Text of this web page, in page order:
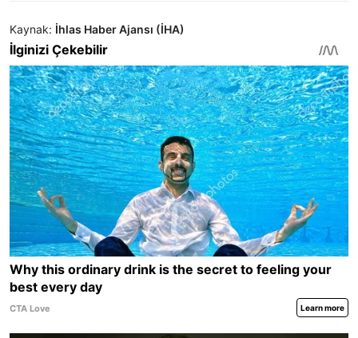
Kaynak: İhlas Haber Ajansı (İHA)